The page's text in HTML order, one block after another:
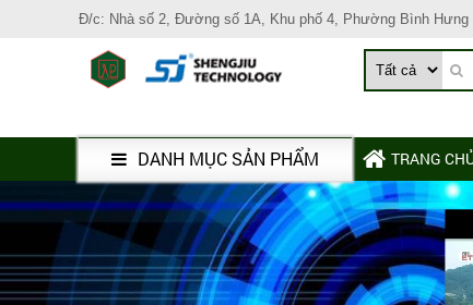
Đ/c: Nhà số 2, Đường số 1A, Khu phố 4, Phường Bình Hưng
DANH MỤC SẢN PHẨM TRANG